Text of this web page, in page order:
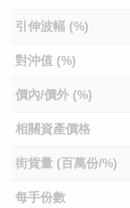
引伸波幅 (%)
對沖值 (%)
價內/價外 (%)
相關資產價格
街貨量 (百萬份/%)
每手份數